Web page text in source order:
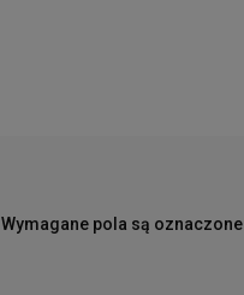
Wymagane pola są oznaczone